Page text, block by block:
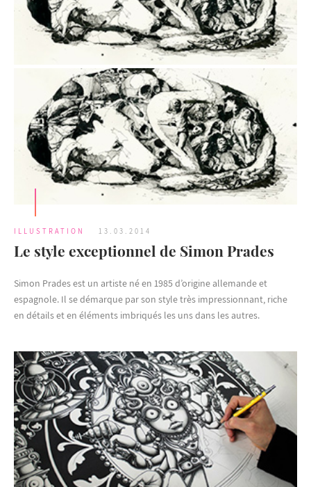
ILLUSTRATION 13.03.2014
Le style exceptionnel de Simon Prades
Simon Prades est un artiste né en 1985 d’origine allemande et
espagnole. Il se démarque par son style très impressionnant, riche
en détails et en éléments imbriqués les uns dans les autres.